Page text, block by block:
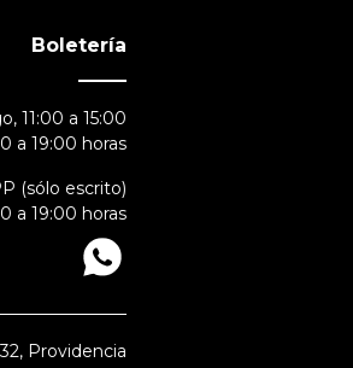
Boletería
11:00 a 15:00
a 19:00 horas
(sólo escrito)
a 19:00 horas
Providencia